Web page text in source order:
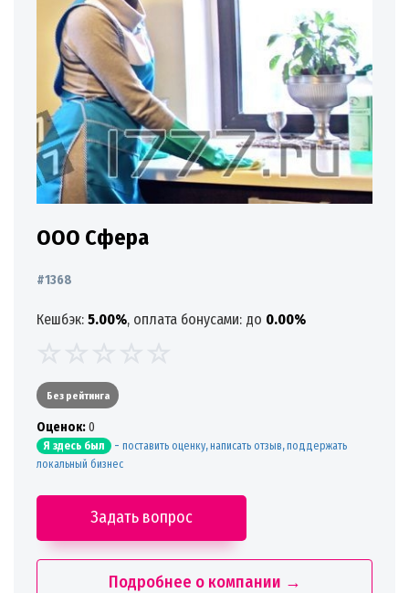
ООО Сфера
#1368
Кешбэк: 5.00%, оплата бонусами: до 0.00%
Без рейтинга
Oценок:0
Я здесь был - поставить оценку, написать отзыв, поддержать
локальный бизнес
Задать вопрос
Подробнее о компании →